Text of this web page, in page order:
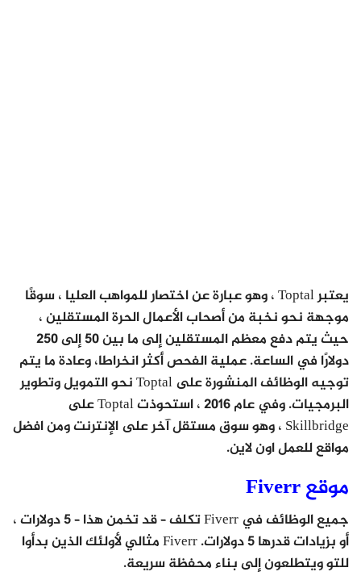
يعتبر Toptal ، وهو عبارة عن اختصار للمواهب العليا ، سوقًا
موجهة نحو نخبة من أصحاب الأعمال الحرة المستقلين ،
حيث يتم دفع معظم المستقلين إلى ما بين 50 إلى 250
دولارًا في الساعة. عملية الفحص أكثر انخراطا، وعادة ما يتم
توجيه الوظائف المنشورة على Toptal نحو التمويل وتطوير
البرمجيات. وفي عام 2016 ، استحوذت Toptal على
Skillbridge ، وهو سوق مستقل آخر على الإنترنت ومن افضل
مواقع للعمل اون لاين.
موقع Fiverr
جميع الوظائف في Fiverr تكلف – قد تخمن هذا – 5 دولارات ،
أو بزيادات قدرها 5 دولارات. Fiverr مثالي لأولئك الذين بدأوا
للتو ويتطلعون إلى بناء محفظة سريعة.